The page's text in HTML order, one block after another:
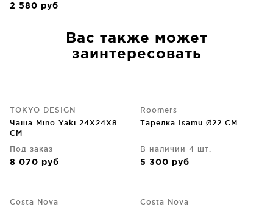
2 580 руб
Вас также может
заинтересовать
TOKYO DESIGN
Чаша Mino Yaki 24X24X8
CM
Под заказ
8 070 руб
Roomers
Тарелка Isamu Ø22 CM
В наличии 4 шт.
5 300 руб
Costa Nova
Costa Nova